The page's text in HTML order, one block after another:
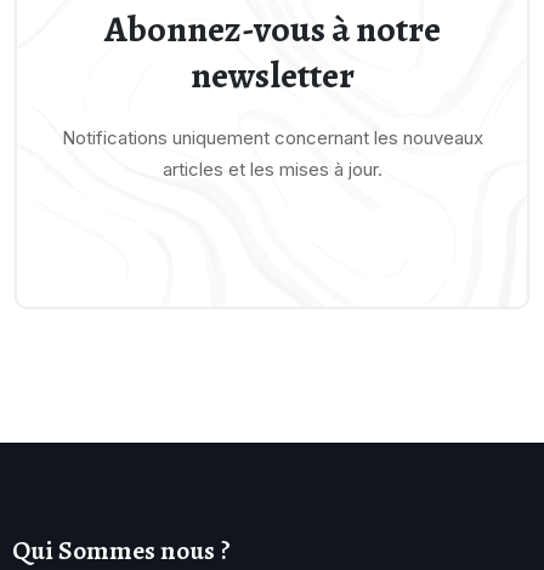
Abonnez-vous à notre
newsletter
Notifications uniquement concernant les nouveaux
articles et les mises à jour.
Qui Sommes nous ?